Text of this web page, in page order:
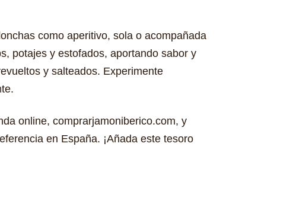
como aperitivo, sola o acompañada
potajes y estofados, aportando sabor y
y salteados. Experimente
online, comprarjamoniberico.com, y
en España. ¡Añada este tesoro